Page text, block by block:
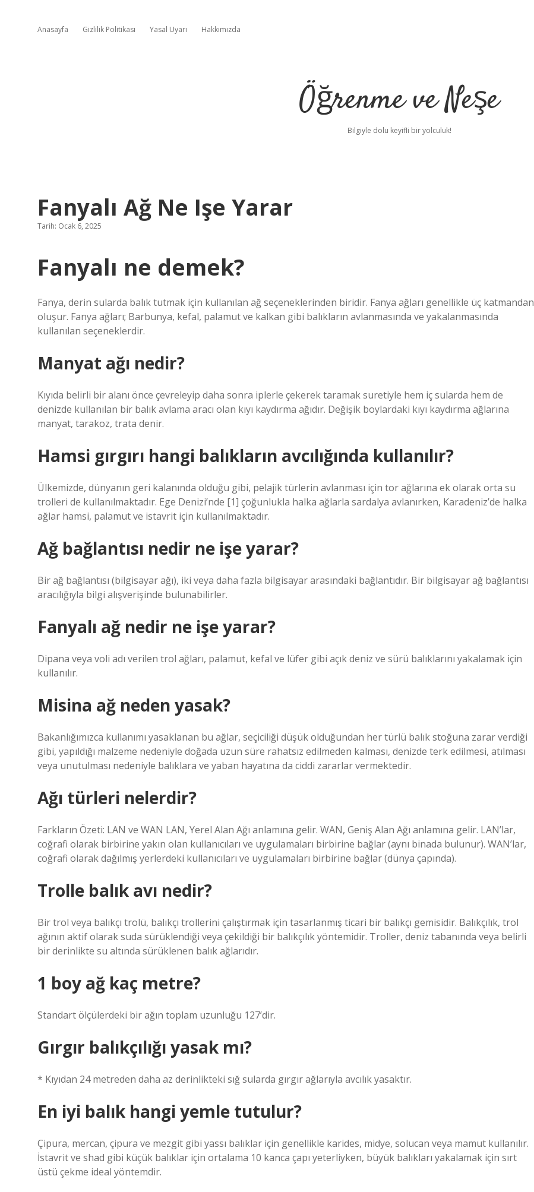
Anasayfa Gizlilik Politikası Yasal Uyarı Hakkımızda
Öğrenme ve Neşe
Bilgiyle dolu keyifli bir yolculuk!
Fanyalı Ağ Ne Işe Yarar
Tarih: Ocak 6, 2025
Fanyalı ne demek?
Fanya, derin sularda balık tutmak için kullanılan ağ seçeneklerinden biridir. Fanya ağları genellikle üç katmandan
oluşur. Fanya ağları; Barbunya, kefal, palamut ve kalkan gibi balıkların avlanmasında ve yakalanmasında
kullanılan seçeneklerdir.
Manyat ağı nedir?
Kıyıda belirli bir alanı önce çevreleyip daha sonra iplerle çekerek taramak suretiyle hem iç sularda hem de
denizde kullanılan bir balık avlama aracı olan kıyı kaydırma ağıdır. Değişik boylardaki kıyı kaydırma ağlarına
manyat, tarakoz, trata denir.
Hamsi gırgırı hangi balıkların avcılığında kullanılır?
Ülkemizde, dünyanın geri kalanında olduğu gibi, pelajik türlerin avlanması için tor ağlarına ek olarak orta su
trolleri de kullanılmaktadır. Ege Denizi’nde [1] çoğunlukla halka ağlarla sardalya avlanırken, Karadeniz’de halka
ağlar hamsi, palamut ve istavrit için kullanılmaktadır.
Ağ bağlantısı nedir ne işe yarar?
Bir ağ bağlantısı (bilgisayar ağı), iki veya daha fazla bilgisayar arasındaki bağlantıdır. Bir bilgisayar ağ bağlantısı
aracılığıyla bilgi alışverişinde bulunabilirler.
Fanyalı ağ nedir ne işe yarar?
Dipana veya voli adı verilen trol ağları, palamut, kefal ve lüfer gibi açık deniz ve sürü balıklarını yakalamak için
kullanılır.
Misina ağ neden yasak?
Bakanlığımızca kullanımı yasaklanan bu ağlar, seçiciliği düşük olduğundan her türlü balık stoğuna zarar verdiği
gibi, yapıldığı malzeme nedeniyle doğada uzun süre rahatsız edilmeden kalması, denizde terk edilmesi, atılması
veya unutulması nedeniyle balıklara ve yaban hayatına da ciddi zararlar vermektedir.
Ağı türleri nelerdir?
Farkların Özeti: LAN ve WAN LAN, Yerel Alan Ağı anlamına gelir. WAN, Geniş Alan Ağı anlamına gelir. LAN’lar,
coğrafi olarak birbirine yakın olan kullanıcıları ve uygulamaları birbirine bağlar (aynı binada bulunur). WAN’lar,
coğrafi olarak dağılmış yerlerdeki kullanıcıları ve uygulamaları birbirine bağlar (dünya çapında).
Trolle balık avı nedir?
Bir trol veya balıkçı trolü, balıkçı trollerini çalıştırmak için tasarlanmış ticari bir balıkçı gemisidir. Balıkçılık, trol
ağının aktif olarak suda sürüklendiği veya çekildiği bir balıkçılık yöntemidir. Troller, deniz tabanında veya belirli
bir derinlikte su altında sürüklenen balık ağlarıdır.
1 boy ağ kaç metre?
Standart ölçülerdeki bir ağın toplam uzunluğu 127’dir.
Gırgır balıkçılığı yasak mı?
* Kıyıdan 24 metreden daha az derinlikteki sığ sularda gırgır ağlarıyla avcılık yasaktır.
En iyi balık hangi yemle tutulur?
Çipura, mercan, çipura ve mezgit gibi yassı balıklar için genellikle karides, midye, solucan veya mamut kullanılır.
İstavrit ve shad gibi küçük balıklar için ortalama 10 kanca çapı yeterliyken, büyük balıkları yakalamak için sırt
üstü çekme ideal yöntemdir.